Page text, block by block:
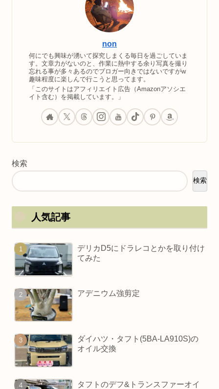
non
何にでも興味が湧いて探究しまくる毎日を過ごしていま
す。文章力がないのと、作業に熱中する余り写真を撮り
忘れる事が多々あるのでブロガー向きではないですがw
趣味程度に楽しんで行こうと思ってます。
「このサイトはアフィリエイト広告（Amazonアソシエ
イト含む）を掲載しています。」
検索
検索
人気記事
デリカD5にドラレコとかを取り付け
てみた
アデニウム強剪定
ダイハツ・タフト(5BA-LA910S)の
オイル交換
タフトのデフ&トランスファーオイ